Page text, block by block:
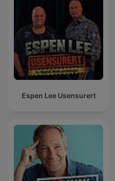
Espen Lee Usensurert